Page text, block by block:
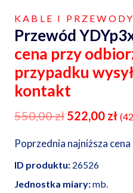
KABLE I PRZEWODY
Przewód
cena przy
przypadku
kontakt
550,00zł Pierwotna
wynosiła:
550,00 zł.
522,00 zł (
Poprzednia najniższa cena
ID produktu: 26526
Jednostka miary:mb.